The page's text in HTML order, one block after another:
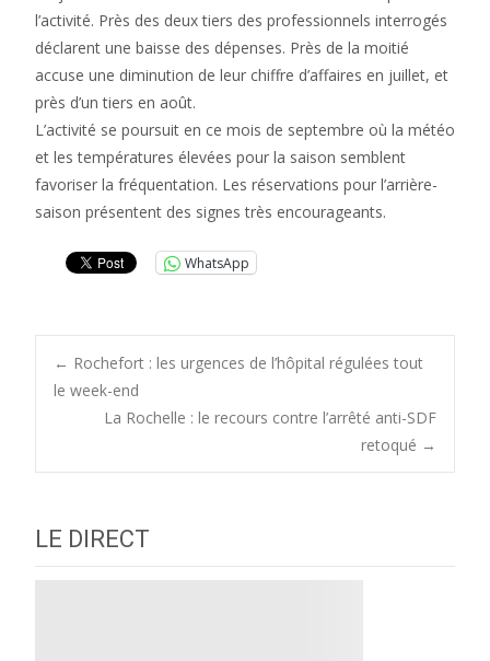
l’activité. Près des deux tiers des professionnels interrogés
déclarent une baisse des dépenses. Près de la moitié
accuse une diminution de leur chiffre d’affaires en juillet, et
près d’un tiers en août.
L’activité se poursuit en ce mois de septembre où la météo
et les températures élevées pour la saison semblent
favoriser la fréquentation. Les réservations pour l’arrière-
saison présentent des signes très encourageants.
WhatsApp
Post
← Rochefort : les urgences de l’hôpital régulées tout
le week-end
La Rochelle : le recours contre l’arrêté anti-SDF
retoqué →
LE DIRECT